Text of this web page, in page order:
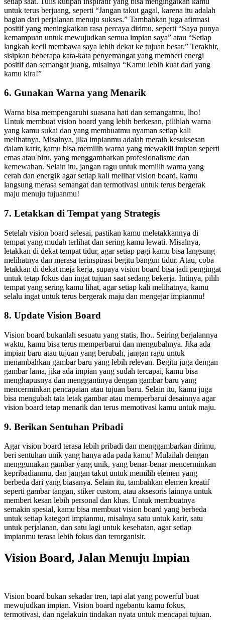
untuk terus berjuang, seperti “Jangan takut gagal, karena itu adalah
bagian dari perjalanan menuju sukses.” Tambahkan juga afirmasi
positif yang meningkatkan rasa percaya dirimu, seperti “Saya punya
kemampuan untuk mewujudkan semua impian saya” atau “Setiap
langkah kecil membawa saya lebih dekat ke tujuan besar.” Terakhir,
sisipkan beberapa kata-kata penyemangat yang memberi energi
positif dan semangat juang, misalnya “Kamu lebih kuat dari yang
kamu kira!”
6. Gunakan Warna yang Menarik
Warna bisa mempengaruhi suasana hati dan semangatmu, lho!
Untuk membuat vision board yang lebih berkesan, pilihlah warna
yang kamu sukai dan yang membuatmu nyaman setiap kali
melihatnya. Misalnya, jika impianmu adalah meraih kesuksesan
dalam karir, kamu bisa memilih warna yang mewakili impian seperti
emas atau biru, yang menggambarkan profesionalisme dan
kemewahan. Selain itu, jangan ragu untuk memilih warna yang
cerah dan energik agar setiap kali melihat vision board, kamu
langsung merasa semangat dan termotivasi untuk terus bergerak
maju menuju tujuanmu!
7. Letakkan di Tempat yang Strategis
Setelah vision board selesai, pastikan kamu meletakkannya di
tempat yang mudah terlihat dan sering kamu lewati. Misalnya,
letakkan di dekat tempat tidur, agar setiap pagi kamu bisa langsung
melihatnya dan merasa terinspirasi begitu bangun tidur. Atau, coba
letakkan di dekat meja kerja, supaya vision board bisa jadi pengingat
untuk tetap fokus dan ingat tujuan saat sedang bekerja. Intinya, pilih
tempat yang sering kamu lihat, agar setiap kali melihatnya, kamu
selalu ingat untuk terus bergerak maju dan mengejar impianmu!
8. Update Vision Board
Vision board bukanlah sesuatu yang statis, lho.. Seiring berjalannya
waktu, kamu bisa terus memperbarui dan mengubahnya. Jika ada
impian baru atau tujuan yang berubah, jangan ragu untuk
menambahkan gambar baru yang lebih relevan. Begitu juga dengan
gambar lama, jika ada impian yang sudah tercapai, kamu bisa
menghapusnya dan menggantinya dengan gambar baru yang
mencerminkan pencapaian atau tujuan baru. Selain itu, kamu juga
bisa mengubah tata letak gambar atau memperbarui desainnya agar
vision board tetap menarik dan terus memotivasi kamu untuk maju.
9. Berikan Sentuhan Pribadi
Agar vision board terasa lebih pribadi dan menggambarkan dirimu,
beri sentuhan unik yang hanya ada pada kamu! Mulailah dengan
menggunakan gambar yang unik, yang benar-benar mencerminkan
kepribadianmu, dan jangan takut untuk memilih elemen yang
berbeda dari yang biasanya. Selain itu, tambahkan elemen kreatif
seperti gambar tangan, stiker custom, atau aksesoris lainnya untuk
memberi kesan lebih personal dan khas. Untuk membuatnya
semakin spesial, kamu bisa membuat vision board yang berbeda
untuk setiap kategori impianmu, misalnya satu untuk karir, satu
untuk perjalanan, dan satu lagi untuk kesehatan, agar setiap
impianmu terasa lebih fokus dan terorganisir.
Vision Board, Jalan Menuju Impian
Vision board bukan sekadar tren, tapi alat yang powerful buat
mewujudkan impian. Vision board ngebantu kamu fokus,
termotivasi, dan ngelakuin tindakan nyata untuk mencapai tujuan.